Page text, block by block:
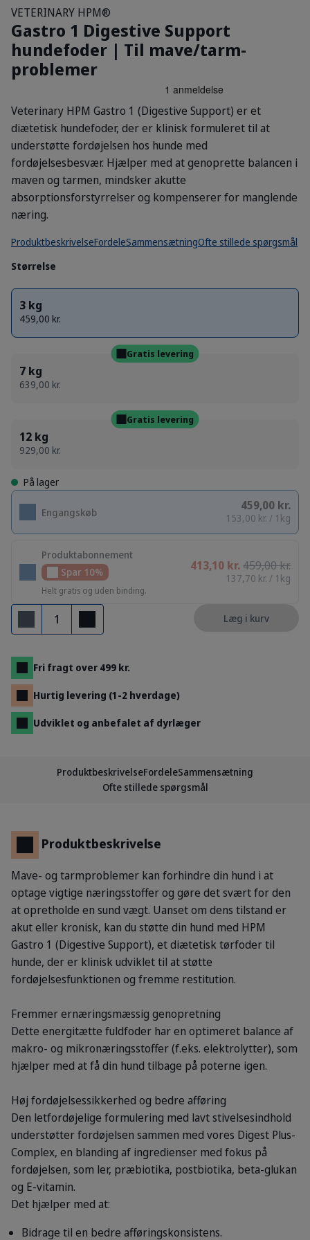
VETERINARY HPM®
Gastro 1 Digestive Support
hundefoder | Til mave/tarm-
problemer
Veterinary HPM Gastro 1 (Digestive Support) er et
diætetisk hundefoder, der er klinisk formuleret til at
understøtte fordøjelsen hos hunde med
fordøjelsesbesvær. Hjælper med at genoprette balancen i
maven og tarmen, mindsker akutte
absorptionsforstyrrelser og kompenserer for manglende
næring.
ProduktbeskrivelseFordeleSammensætningOfte stillede spørgsmål
Størrelse
3 kg
459,00 kr.
Gratis levering
7 kg
639,00 kr.
Gratis levering
12 kg
929,00 kr.
På lager
Engangskøb 459,00 kr.
153,00 kr. / 1kg
Produktabonnement
Spar 10%
Helt gratis og uden binding.
413,10 kr.459,00 kr.
137,70 kr. / 1kg
Fjern
Tilføj
Læg i kurv
Fri fragt over 499 kr.
Hurtig levering (1-2 hverdage)
Udviklet og anbefalet af dyrlæger
ProduktbeskrivelseFordeleSammensætning
Ofte stillede spørgsmål
Produktbeskrivelse
Mave- og tarmproblemer kan forhindre din hund i at
optage vigtige næringsstoffer og gøre det svært for den
at opretholde en sund vægt. Uanset om dens tilstand er
akut eller kronisk, kan du støtte din hund med HPM
Gastro 1 (Digestive Support), et diætetisk tørfoder til
hunde, der er klinisk udviklet til at støtte
fordøjelsesfunktionen og fremme restitution.
Fremmer ernæringsmæssig genopretning
Dette energitætte fuldfoder har en optimeret balance af
makro- og mikronæringsstoffer (f.eks. elektrolytter), som
hjælper med at få din hund tilbage på poterne igen.
Høj fordøjelsessikkerhed og bedre afføring
Den letfordøjelige formulering med lavt stivelsesindhold
understøtter fordøjelsen sammen med vores Digest Plus-
Complex, en blanding af ingredienser med fokus på
fordøjelsen, som ler, præbiotika, postbiotika, beta-glukan
og E-vitamin.
Det hjælper med at:
Bidrage til en bedre afføringskonsistens.